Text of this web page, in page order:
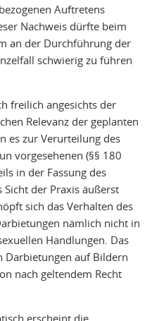
Auftretens
Nachweis dürfte beim
an der Durchführung der
schwierig zu führen
freilich angesichts der
Relevanz der geplanten
es zur Verurteilung des
vorgesehenen (§§ 180
in der Fassung des
der Praxis äußerst
sich das Verhalten des
nämlich nicht in
Handlungen. Das
Darbietungen auf Bildern
nach geltendem Recht
erscheint die